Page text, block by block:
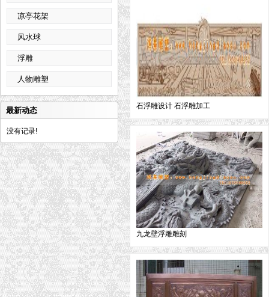
凉亭花架
风水球
浮雕
人物雕塑
最新动态
没有记录!
石浮雕设计 石浮雕加工
九龙壁浮雕雕刻